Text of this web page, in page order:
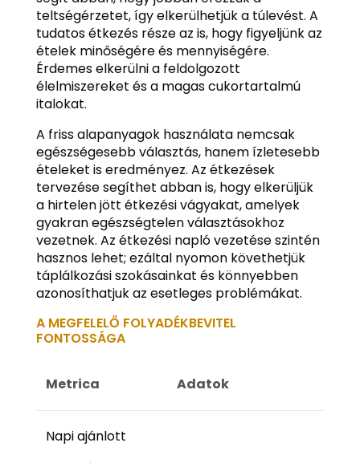
teltségérzetet, így elkerülhetjük a túlevést. A
tudatos étkezés része az is, hogy figyeljünk az
ételek minőségére és mennyiségére.
Érdemes elkerülni a feldolgozott
élelmiszereket és a magas cukortartalmú
italokat.
A friss alapanyagok használata nemcsak
egészségesebb választás, hanem ízletesebb
ételeket is eredményez. Az étkezések
tervezése segíthet abban is, hogy elkerüljük
a hirtelen jött étkezési vágyakat, amelyek
gyakran egészségtelen választásokhoz
vezetnek. Az étkezési napló vezetése szintén
hasznos lehet; ezáltal nyomon követhetjük
táplálkozási szokásainkat és könnyebben
azonosíthatjuk az esetleges problémákat.
A MEGFELELŐ FOLYADÉKBEVITEL
FONTOSSÁGA
Metrica Adatok
Napi ajánlott